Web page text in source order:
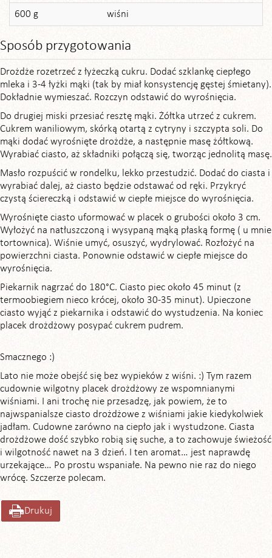
600 g wiśni
Sposób przygotowania
Drożdże rozetrzeć z łyżeczką cukru. Dodać szklankę ciepłego
mleka i 3-4 łyżki mąki (tak by miał konsystencję gęstej śmietany).
Dokładnie wymieszać. Rozczyn odstawić do wyrośnięcia.
Do drugiej miski przesiać resztę mąki. Żółtka utrzeć z cukrem.
Cukrem waniliowym, skórką otartą z cytryny i szczypta soli. Do
mąki dodać wyrośnięte drożdże, a następnie masę żółtkową.
Wyrabiać ciasto, aż składniki połączą się, tworząc jednolitą masę.
Masło rozpuścić w rondelku, lekko przestudzić. Dodać do ciasta i
wyrabiać dalej, aż ciasto będzie odstawać od ręki. Przykryć
czystą ściereczką i odstawić w ciepłe miejsce do wyrośnięcia.
Wyrośnięte ciasto uformować w placek o grubości około 3 cm.
Wyłożyć na natłuszczoną i wysypaną mąką płaską formę ( u mnie
tortownica). Wiśnie umyć, osuszyć, wydrylować. Rozłożyć na
powierzchni ciasta. Ponownie odstawić w ciepłe miejsce do
wyrośnięcia.
Piekarnik nagrzać do 180°C. Ciasto piec około 45 minut (z
termoobiegiem nieco krócej, około 30-35 minut). Upieczone
ciasto wyjąć z piekarnika i odstawić do wystudzenia. Na koniec
placek drożdżowy posypać cukrem pudrem.
Smacznego :)
Lato nie może obejść się bez wypieków z wiśni. :) Tym razem
cudownie wilgotny placek drożdżowy ze wspomnianymi
wiśniami. I ani trochę nie przesadzę, jak powiem, że to
najwspanialsze ciasto drożdżowe z wiśniami jakie kiedykolwiek
jadłam. Cudowne zarówno na ciepło jak i wystudzone. Ciasta
drożdżowe dość szybko robią się suche, a to zachowuje świeżość
i wilgotność nawet na 3 dzień. I ten aromat… jest naprawdę
urzekające… Po prostu wspaniałe. Na pewno nie raz do niego
wrócę. Szczerze polecam.
Drukuj